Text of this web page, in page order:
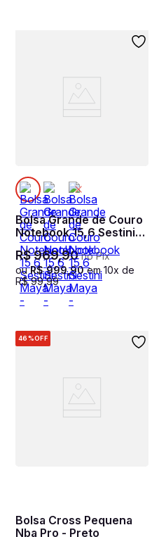
Bolsa Grande de Couro
Notebook 15,6 Sestini
Maya - Nude
R$969,90no Pix
ouR$ 999,90em10x de
R$ 99,99
46%OFF
Bolsa Cross Pequena
Nba Pro - Preto